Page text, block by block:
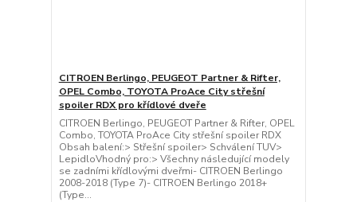
CITROEN Berlingo, PEUGEOT Partner & Rifter,
OPEL Combo, TOYOTA ProAce City střešní
spoiler RDX pro křídlové dveře
CITROEN Berlingo, PEUGEOT Partner & Rifter, OPEL
Combo, TOYOTA ProAce City střešní spoiler RDX
Obsah balení:> Střešní spoiler> Schválení TUV>
LepidloVhodný pro:> Všechny následující modely
se zadními křídlovými dveřmi- CITROEN Berlingo
2008-2018 (Type 7)- CITROEN Berlingo 2018+
(Type...